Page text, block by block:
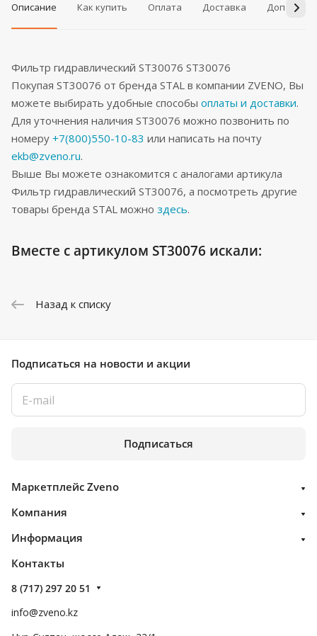
Описание Как купить Оплата Доставка
Фильтр гидравлический ST30076 ST30076
Покупая ST30076 от бренда STAL в компании ZVENO, Вы
можете выбирать удобные способы оплаты и доставки.
Для уточнения наличия ST30076 можно позвонить по
номеру +7(800)550-10-83 или написать на почту
ekb@zveno.ru.
Выше Вы можете ознакомится с аналогами артикула
Фильтр гидравлический ST30076, а посмотреть другие
товары бренда STAL можно здесь.
Вместе с артикулом ST30076 искали:
Назад к списку
Подписаться на новости и акции
Подписаться
Маркетплейс Zveno
Компания
Информация
Контакты
8 (717) 297 20 51
info@zveno.kz